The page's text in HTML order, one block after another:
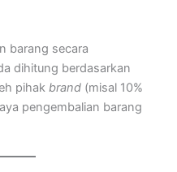
barang secara
dihitung berdasarkan
pihakbrand (misal 10%
pengembalian barang